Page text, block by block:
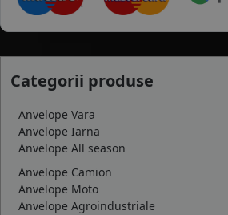
Categorii produse
Anvelope Vara
Anvelope Iarna
Anvelope All season
Anvelope Camion
Anvelope Moto
Anvelope Agroindustriale